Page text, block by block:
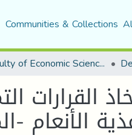
Communities & Collections
Faculty of Economic Sciences, Commerce and Management Sciences